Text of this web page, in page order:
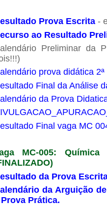
Prova Escrita -
ao Resultado
Preliminar da
prova didática
Final da Análise
da Prova
Final vaga MC
MC-005:
da Prova
da Arguição
Prática.